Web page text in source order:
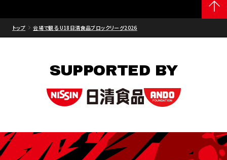
トップ 会場で観る U18日清食品ブロックリーグ2026
SUPPORTED BY